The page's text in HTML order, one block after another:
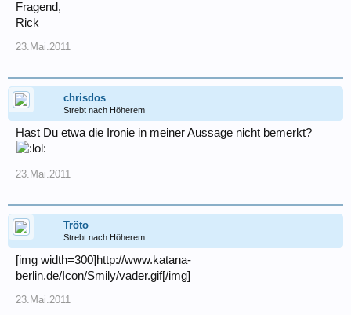
Fragend,
Rick
23.Mai.2011
chrisdos
Strebt nach Höherem
Hast Du etwa die Ironie in meiner Aussage nicht bemerkt?
23.Mai.2011
Tröto
Strebt nach Höherem
[img width=300]http://www.katana-
berlin.de/Icon/Smily/vader.gif[/img]
23.Mai.2011